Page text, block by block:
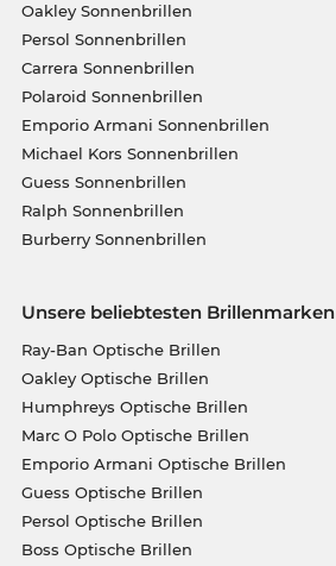
Oakley Sonnenbrillen
Persol Sonnenbrillen
Carrera Sonnenbrillen
Polaroid Sonnenbrillen
Emporio Armani Sonnenbrillen
Michael Kors Sonnenbrillen
Guess Sonnenbrillen
Ralph Sonnenbrillen
Burberry Sonnenbrillen
Unsere beliebtesten Brillenmarken
Ray-Ban Optische Brillen
Oakley Optische Brillen
Humphreys Optische Brillen
Marc O Polo Optische Brillen
Emporio Armani Optische Brillen
Guess Optische Brillen
Persol Optische Brillen
Boss Optische Brillen